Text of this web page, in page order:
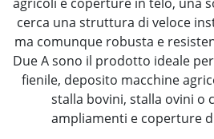
cerca una struttura di veloce
ma comunque robusta e
Due A sono il prodotto ideale
fienile, deposito macchine
stalla bovini, stalla ovini o
ampliamenti e coperture